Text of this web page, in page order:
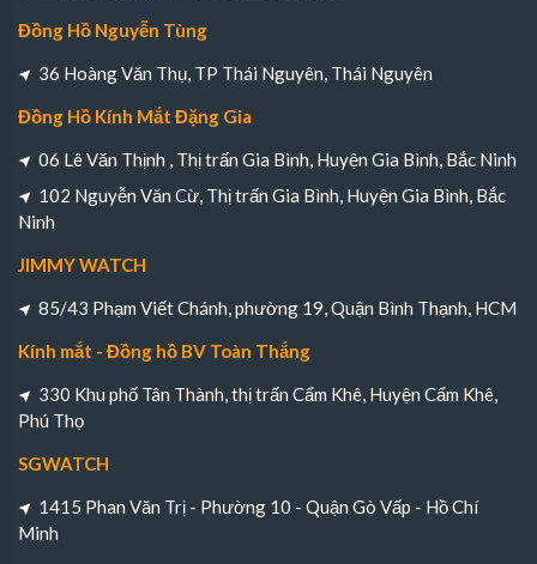
Đồng Hồ Nguyễn Tùng
36 Hoàng Văn Thụ, TP Thái Nguyên, Thái Nguyên
Đồng Hồ Kính Mắt Đặng Gia
06 Lê Văn Thịnh , Thị trấn Gia Bình, Huyện Gia Bình, Bắc Ninh
102 Nguyễn Văn Cừ, Thị trấn Gia Bình, Huyện Gia Bình, Bắc
Ninh
JIMMY WATCH
85/43 Phạm Viết Chánh, phường 19, Quận Bình Thạnh, HCM
Kính mắt - Đồng hồ BV Toàn Thắng
330 Khu phố Tân Thành, thị trấn Cẩm Khê, Huyện Cẩm Khê,
Phú Thọ
SGWATCH
1415 Phan Văn Trị - Phường 10 - Quận Gò Vấp - Hồ Chí
Minh